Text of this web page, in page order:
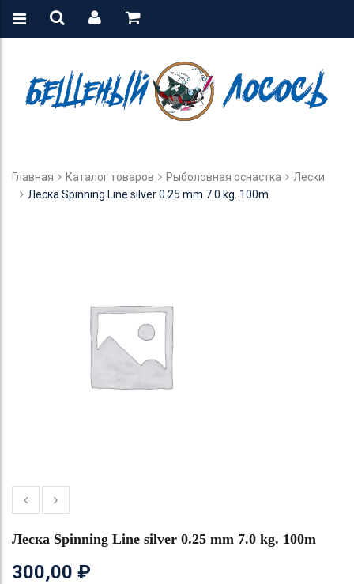
Главная Каталог товаров Рыболовная оснастка
Лески
Леска Spinning Line silver 0.25 mm 7.0 kg. 100m
Леска Spinning Line silver 0.25 mm 7.0 kg. 100m
300,00 ₽